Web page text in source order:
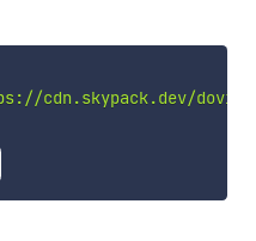
cdn.skypack.dev/doviz'